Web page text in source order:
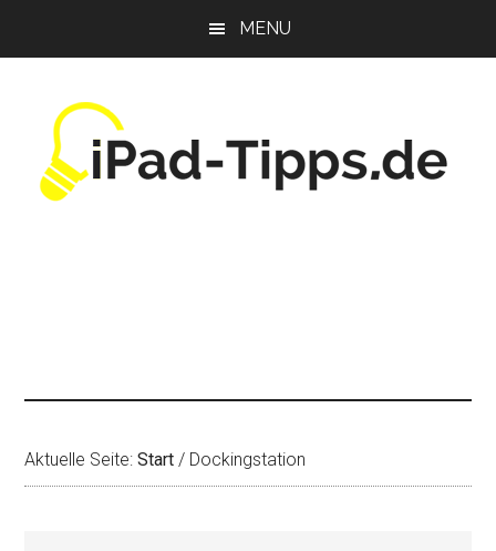
MENU
Aktuelle Seite:Start / Dockingstation